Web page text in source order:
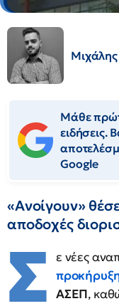
Μιχάλης
Μάθε
ειδήσεις.
Google
«Ανοίγουν»
αποδοχές
Σ ε νέες
ΑΣΕΠ,